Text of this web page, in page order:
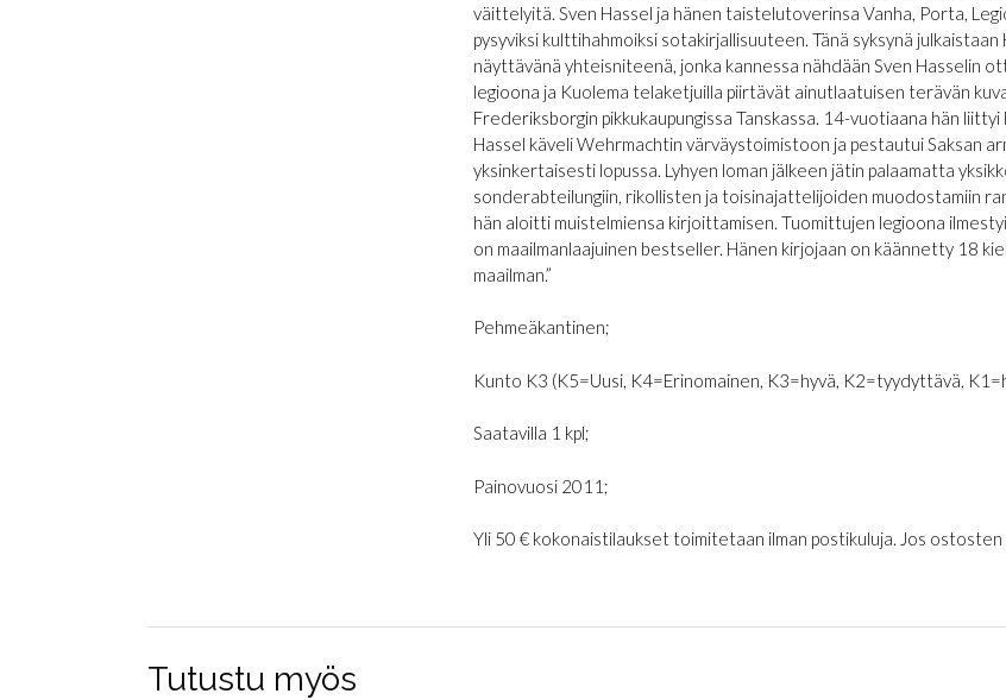
väittelyitä. Sven Hassel ja hänen taistelutoverinsa Vanha, Porta,
pysyviksi kulttihahmoiksi sotakirjallisuuteen. Tänä syksynä
näyttävänä yhteisniteenä, jonka kannessa nähdään Sven Hasselin
legioona ja Kuolema telaketjuilla piirtävät ainutlaatuisen terävän
Frederiksborgin pikkukaupungissa Tanskassa. 14-vuotiaana hän
Hassel käveli Wehrmachtin värväystoimistoon ja pestautui Saksan
yksinkertaisesti lopussa. Lyhyen loman jälkeen jätin palaamatta
sonderabteilungiin, rikollisten ja toisinajattelijoiden muodostamiin
hän aloitti muistelmiensa kirjoittamisen. Tuomittujen legioona
on maailmanlaajuinen bestseller. Hänen kirjojaan on käännetty 18
maailman.”
Pehmeäkantinen;
Kunto K3 (K5=Uusi, K4=Erinomainen, K3=hyvä, K2=tyydyttävä,
Saatavilla 1 kpl;
Painovuosi 2011;
Yli 50 € kokonaistilaukset toimitetaan ilman postikuluja. Jos
Tutustu myös